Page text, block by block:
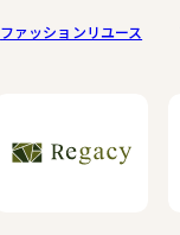
ファッションリユース